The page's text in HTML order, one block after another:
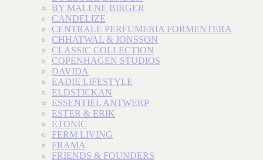
BY MALENE BIRGER
CANDELIZE
CENTRALE PERFUMERIA FORMENTERA
CHHATWAL & JONSSON
CLASSIC COLLECTION
COPENHAGEN STUDIOS
DAVIDA
EADIE LIFESTYLE
ELDSTICKAN
ESSENTIEL ANTWERP
ESTER & ERIK
ETONIC
FERM LIVING
FRAMA
FRIENDS & FOUNDERS